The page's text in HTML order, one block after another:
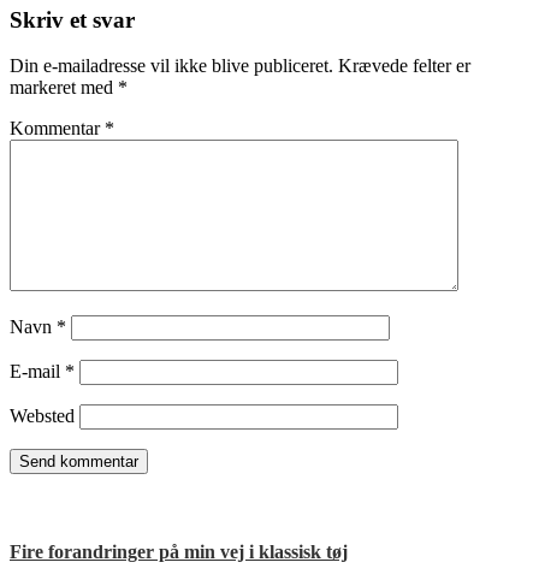
Læserinteraktioner
Skriv et svar
Din e-mailadresse vil ikke blive publiceret. Krævede felter er
markeret med *
Kommentar *
Navn *
E-mail *
Websted
Fire forandringer på min vej i klassisk tøj